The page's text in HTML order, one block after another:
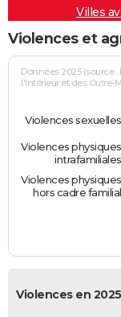
Villes
Violences et
Données 2025 (source
l'Intérieur et des Outre-
Violences sexuelles
Violences physiques
intrafamiliales
Violences physiques
hors cadre familial
Violences en 2025